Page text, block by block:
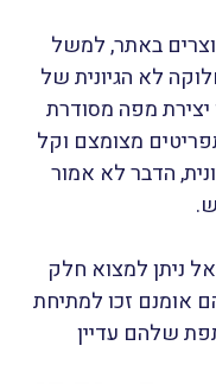
באתר, למשל
לא הגיונית של
יצירת מפה מסודרת
מצומצם וקל
הדבר לא אמור
ניתן למצוא חלק
אומנם זכו למתיחת
שלהם עדיין